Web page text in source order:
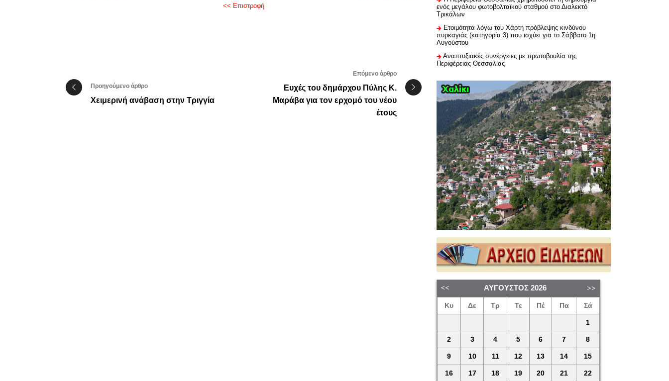
<< Επιστροφή
Προηγούμενο άρθρο
Χειμερινή ανάβαση στην Τριγγία
Επόμενο άρθρο
Ευχές του δημάρχου Πύλης Κ.
Μαράβα για τον ερχομό του νέου
έτους
ενός μεγάλου φωτοβολταϊκού σταθμού στο Διαλεκτό
Τρικάλων
Ετοιμότητα λόγω του Χάρτη πρόβλεψης κινδύνου
πυρκαγιάς (κατηγορία 3) που ισχύει για το Σάββατο 1η
Αυγούστου
Αναπτυξιακές συνέργειες με πρωτοβουλία της
Περιφέρειας Θεσσαλίας
ΑΎΓΟΥΣΤΟΣ 2026
Κυ Δε Τρ Τε Πέ Πα Σά
1
2 3 4 5 6 7 8
9 10 11 12 13 14 15
16 17 18 19 20 21 22